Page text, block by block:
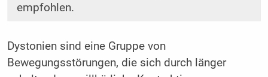
empfohlen.
Dystonien sind eine Gruppe von
Bewegungsstörungen, die sich durch länger